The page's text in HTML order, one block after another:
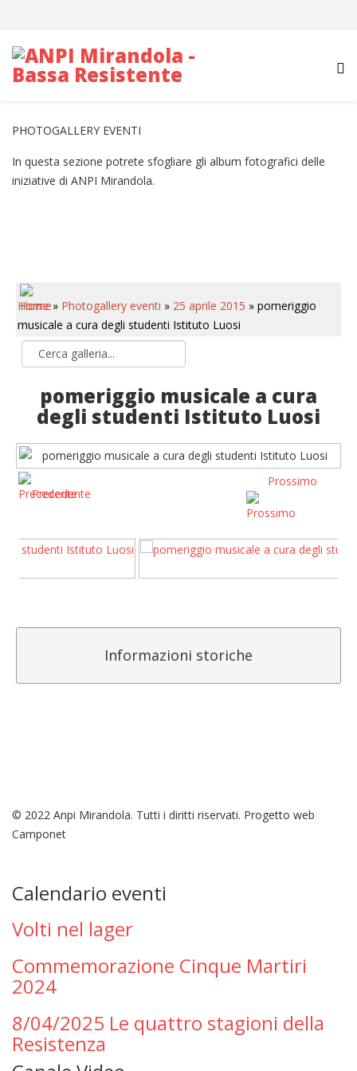
PHOTOGALLERY EVENTI
In questa sezione potrete sfogliare gli album fotografici delle
iniziative di ANPI Mirandola.
Home» Photogallery eventi » 25 aprile 2015 » pomeriggio
musicale a cura degli studenti Istituto Luosi
pomeriggio musicale a cura
degli studenti Istituto Luosi
Precedente
Prossimo
Informazioni storiche
© 2022 Anpi Mirandola. Tutti i diritti riservati. Progetto web
Camponet
Calendario eventi
Volti nel lager
Commemorazione Cinque Martiri
2024
8/04/2025 Le quattro stagioni della
Resistenza